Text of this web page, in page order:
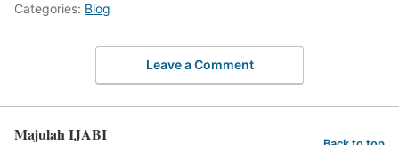
Categories: Blog
Leave a Comment
Majulah IJABI